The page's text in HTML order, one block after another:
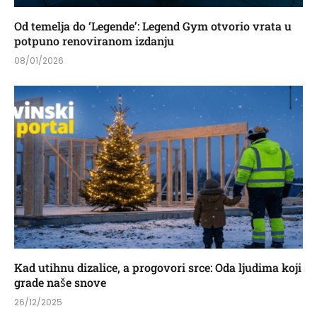
Od temelja do ‘Legende’: Legend Gym otvorio vrata u
potpuno renoviranom izdanju
08/01/2026
Kad utihnu dizalice, a progovori srce: Oda ljudima koji
grade naše snove
26/12/2025